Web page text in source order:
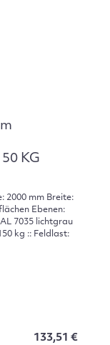
KG
2000 mm Breite:
Ebenen:
7035 lichtgrau
kg :: Feldlast:
133,51 €